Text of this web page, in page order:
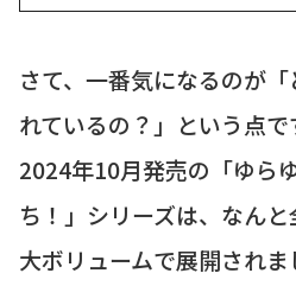
今、同じ疑問を
さて、一番気になるのが
れているの？」という点で
2024年10月発売の「ゆら
ち！」シリーズは、なん
大ボリュームで展開され